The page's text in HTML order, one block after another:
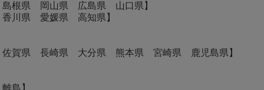
根県 岡山県 広島県 山口県】
川県 愛媛県 高知県】
賀県 長崎県 大分県 熊本県 宮崎県 鹿児島県】
島】